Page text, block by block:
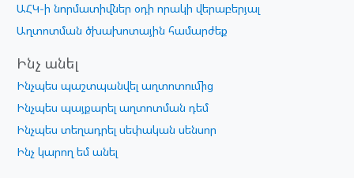
ԱՀԿ-ի նորմատիվներ օդի որակի վերաբերյալ
Աղտոտման ծխախոտային համարժեք
Ինչ անել
Ինչպես պաշտպանվել աղտոտումից
Ինչպես պայքարել աղտոտման դեմ
Ինչպես տեղադրել սեփական սենսոր
Ինչ կարող եմ անել